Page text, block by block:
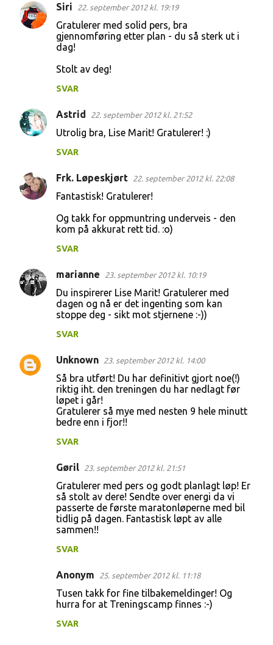
K
t
a
r
Siri 22. september 2012 kl. 19:19
Gratulerer med solid pers, bra
gjennomføring etter plan - du så sterk ut i
dag!
Stolt av deg!
SVAR
Astrid 22. september 2012 kl. 21:52
Utrolig bra, Lise Marit! Gratulerer! :)
SVAR
Frk. Løpeskjørt 22. september 2012 kl. 22:08
Fantastisk! Gratulerer!
Og takk for oppmuntring underveis - den
kom på akkurat rett tid. :o)
SVAR
marianne 23. september 2012 kl. 10:19
Du inspirerer Lise Marit! Gratulerer med
dagen og nå er det ingenting som kan
stoppe deg - sikt mot stjernene :-))
SVAR
Unknown 23. september 2012 kl. 14:00
Så bra utført! Du har definitivt gjort noe(!)
riktig iht. den treningen du har nedlagt før
løpet i går!
Gratulerer så mye med nesten 9 hele minutt
bedre enn i fjor!!
SVAR
Gøril 23. september 2012 kl. 21:51
Gratulerer med pers og godt planlagt løp! Er
så stolt av dere! Sendte over energi da vi
passerte de første maratonløperne med bil
tidlig på dagen. Fantastisk løpt av alle
sammen!!
SVAR
Anonym 25. september 2012 kl. 11:18
Tusen takk for fine tilbakemeldinger! Og
hurra for at Treningscamp finnes :-)
SVAR